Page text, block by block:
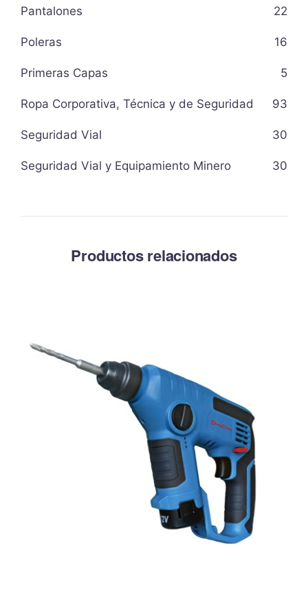
Pantalones 22
Poleras 16
Primeras Capas 5
Ropa Corporativa, Técnica y de Seguridad 93
Seguridad Vial 30
Seguridad Vial y Equipamiento Minero 30
Productos relacionados